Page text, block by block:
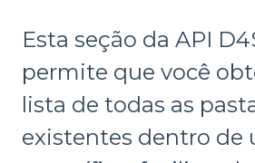
Esta seção da API
permite que você
lista de todas as
existentes dentro de